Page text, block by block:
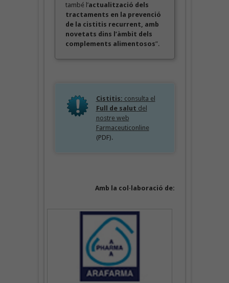
també l’actualització dels
tractaments en la prevenció
de la cistitis recurrent, amb
novetats dins l’àmbit dels
complements alimentosos”.
Cistitis: consulta el
Full de salut del
nostre web
Farmaceuticonline
(PDF).
Amb la col·laboració de: